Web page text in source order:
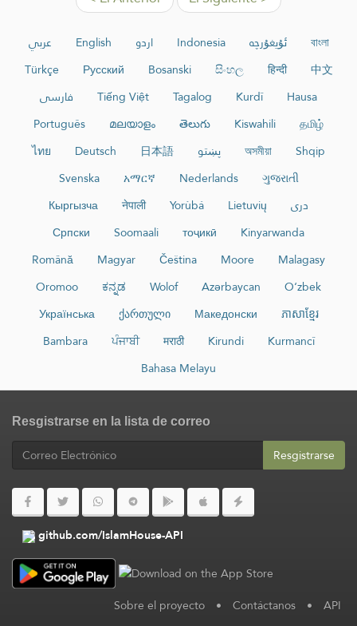
عربي English اردو Indonesia ئۇيغۇرچە
বাংলা
Türkçe
Русский Bosanski සිංහල हिन्दी
中文
فارسی
Tiếng Việt Tagalog Kurdî
Hausa
Português
മലയാളം తెలుగు Kiswahili
தமிழ்
ไทย
Deutsch 日本語 پښتو অসমীয়া
Shqip
Svenska
አማርኛ Nederlands
ગુજરાતી
Кыргызча
नेपाली Yorùbá Lietuvių
دری
Српски
Soomaali тоҷикӣ
Kinyarwanda
Română
Magyar Čeština Moore
Malagasy
Oromoo
ಕನ್ನಡ Wolof Azərbaycan
O‘zbek
Українська
ქართული Македонски
ភាសាខ្មែរ
Bambara
ਪੰਜਾਬੀ मराठी Kirundi
Kurmancî
Bahasa Melayu
Resgistrarse en la lista de correo
Resgistrarse
github.com/IslamHouse-API
Sobre el proyecto • Contáctanos • API